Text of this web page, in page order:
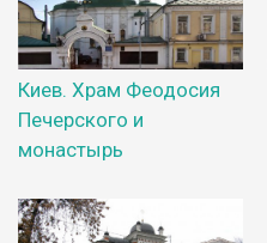
Киев. Храм Феодосия
Печерского и
монастырь